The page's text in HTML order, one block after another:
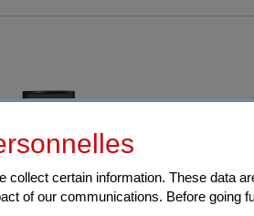
collect certain information. These data
of our communications. Before going